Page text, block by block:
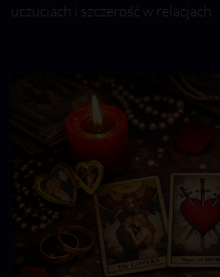
uczuciach i szczerość w relacjach.